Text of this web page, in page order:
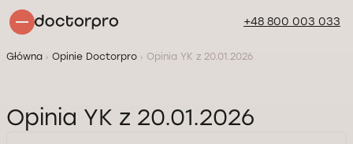
+48 800 003 033
Główna Opinie Doctorpro Opinia YK z 20.01.2026
Opinia YK z 20.01.2026